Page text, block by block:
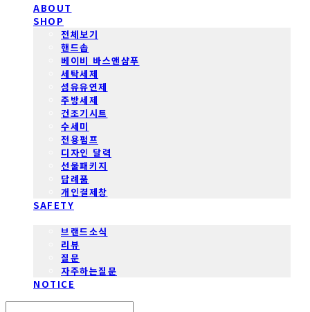
ABOUT
SHOP
전체보기
핸드솝
베이비 바스앤샴푸
세탁세제
섬유유연제
주방세제
건조기시트
수세미
전용펌프
디자인 달력
선물패키지
답례품
개인결제창
SAFETY
브랜드소식
리뷰
질문
자주하는질문
NOTICE